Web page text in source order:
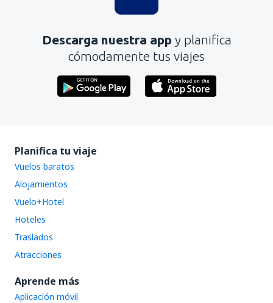
Descarga nuestra app y planifica
cómodamente tus viajes
Planifica tu viaje
Vuelos baratos
Alojamientos
Vuelo+Hotel
Hoteles
Traslados
Atracciones
Aprende más
Aplicación móvil